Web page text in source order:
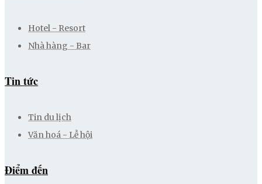
Hotel - Resort
Nhà hàng - Bar
Tin tức
Tin du lịch
Văn hoá - Lễ hội
Điểm đến